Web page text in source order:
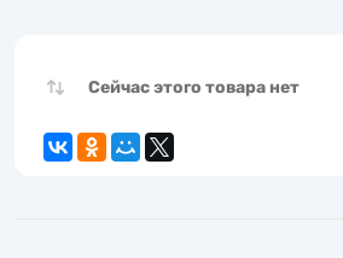
Сейчас этого товара нет